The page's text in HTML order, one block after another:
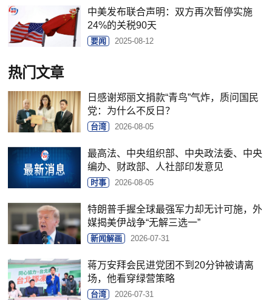
中美发布联合声明：双方再次暂停实施
24%的关税90天
要闻 2025-08-12
热门文章
日感谢郑丽文捐款“青鸟”气炸，质问国民
党：为什么不反日？
台湾 2026-08-05
最高法、中央组织部、中央政法委、中央
编办、财政部、人社部印发意见
时事 2026-08-05
特朗普手握全球最强军力却无计可施，外
媒揭美伊战争“无解三选一”
新闻解画 2026-07-31
蒋万安拜会民进党团不到20分钟被请离
场，他看穿绿营策略
台湾 2026-07-31